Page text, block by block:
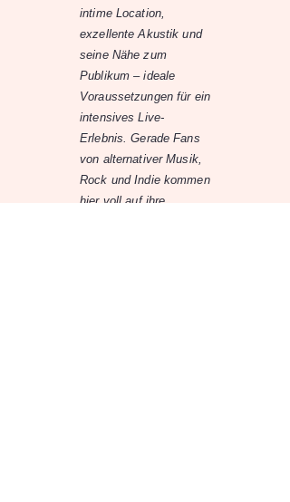
intime Location,
exzellente Akustik und
seine Nähe zum
Publikum – ideale
Voraussetzungen für ein
intensives Live-
Erlebnis. Gerade Fans
von alternativer Musik,
Rock und Indie kommen
hier voll auf ihre